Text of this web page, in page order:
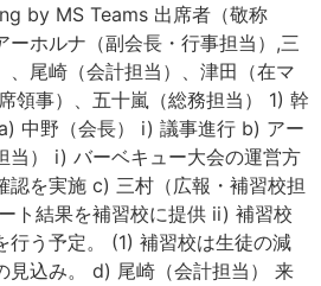
by MS Teams 出席者（敬称
ーホルナ（副会長・行事担当）,三
、尾崎（会計担当）、津田（在マ
領事）、五十嵐（総務担当） 1) 幹
中野（会長） i) 議事進行 b) アー
当） i) バーベキュー大会の運営方
認を実施 c) 三村（広報・補習校担
ト結果を補習校に提供 ii) 補習校
行う予定。 (1) 補習校は生徒の減
見込み。 d) 尾崎（会計担当） 来